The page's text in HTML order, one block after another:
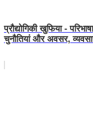
प्रौद्योगिकी खुफिया -
चुनौतियां और अवसर,